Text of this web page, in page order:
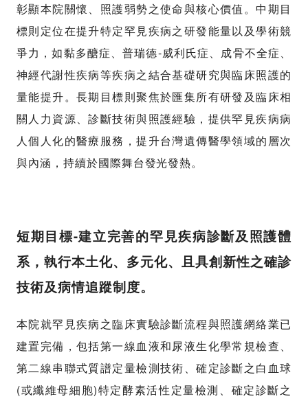
彰顯本院關懷、照護弱勢之使命與核心價值。中期目
標則定位在提升特定罕見疾病之研發能量以及學術競
爭力，如黏多醣症、普瑞德-威利氏症、成骨不全症、
神經代謝性疾病等疾病之結合基礎研究與臨床照護的
量能提升。長期目標則聚焦於匯集所有研發及臨床相
關人力資源、診斷技術與照護經驗，提供罕見疾病病
人個人化的醫療服務，提升台灣遺傳醫學領域的層次
與內涵，持續於國際舞台發光發熱。
短期目標-建立完善的罕見疾病診斷及照護體
系，執行本土化、多元化、且具創新性之確診
技術及病情追蹤制度。
本院就罕見疾病之臨床實驗診斷流程與照護網絡業已
建置完備，包括第一線血液和尿液生化學常規檢查、
第二線串聯式質譜定量檢測技術、確定診斷之白血球
(或纖維母細胞)特定酵素活性定量檢測、確定診斷之